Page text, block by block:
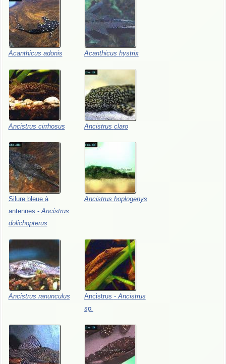
Acanthicus adonis Acanthicus hystrix
Ancistrus cirrhosus Ancistrus claro
Silure bleue à
antennes -Ancistrus
dolichopterus
Ancistrus hoplogenys
Ancistrus ranunculus Ancistrus -Ancistrus
sp.